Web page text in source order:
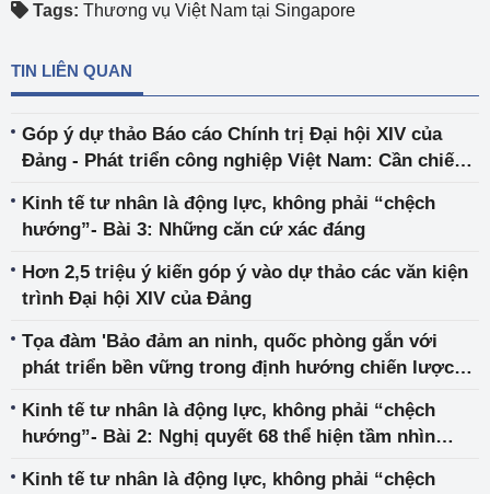
Tags: Thương vụ Việt Nam tại Singapore
TIN LIÊN QUAN
Góp ý dự thảo Báo cáo Chính trị Đại hội XIV của
Đảng - Phát triển công nghiệp Việt Nam: Cần chiến
Kinh tế tư nhân là động lực, không phải “chệch
hướng”- Bài 3: Những căn cứ xác đáng
Hơn 2,5 triệu ý kiến góp ý vào dự thảo các văn kiện
trình Đại hội XIV của Đảng
Tọa đàm 'Bảo đảm an ninh, quốc phòng gắn với
phát triển bền vững trong định hướng chiến lược
Kinh tế tư nhân là động lực, không phải “chệch
hướng”- Bài 2: Nghị quyết 68 thể hiện tầm nhìn
Kinh tế tư nhân là động lực, không phải “chệch